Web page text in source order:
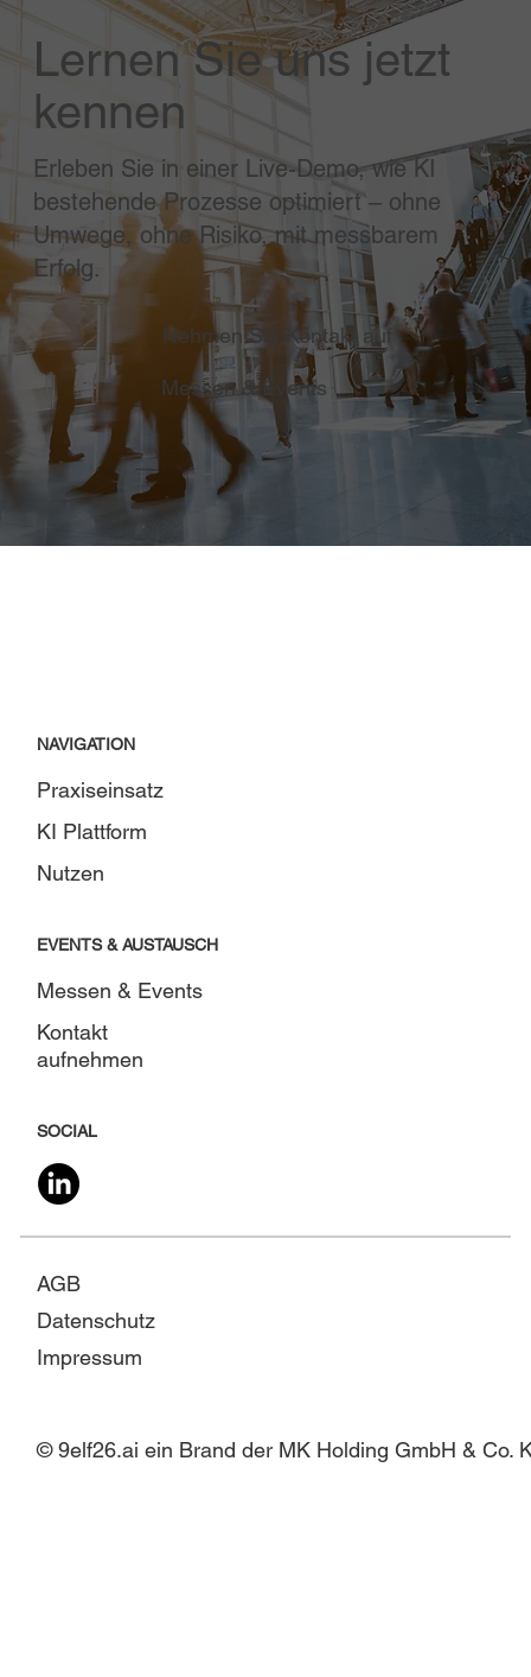
Lernen Sie uns jetzt
kennen
Erleben Sie in einer Live-Demo, wie KI
bestehende Prozesse optimiert – ohne
Umwege, ohne Risiko, mit messbarem
Erfolg.
Messen & Events
Nehmen Sie Kontakt auf
NAVIGATION
Nutzen
Praxiseinsatz
KI Plattform
EVENTS & AUSTAUSCH
Messen & Events
Kontakt
aufnehmen
SOCIAL
AGB
Datenschutz
Impressum
© 9elf26.ai ein Brand der MK Holding GmbH & Co.